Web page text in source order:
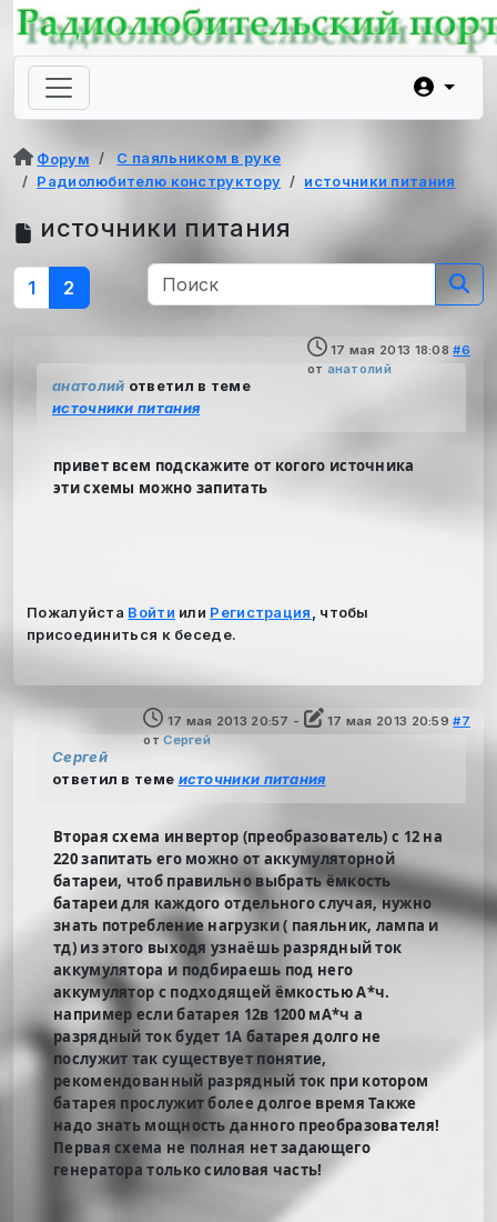
Форум
С паяльником в руке
Радиолюбителю конструктору
источники питания
источники питания
1 2
17 мая 2013 18:08 #6
от анатолий
анатолий ответил в теме
источники питания
привет всем подскажите от когого источника
эти схемы можно запитать
Пожалуйста Войти или Регистрация
, чтобы
присоединиться к беседе.
17 мая 2013 20:57 - 17 мая 2013 20:59 #7
отCергей
Cергей
ответил в теме источники питания
Вторая схема инвертор (преобразователь) с 12 на
220 запитать его можно от аккумуляторной
батареи, чтоб правильно выбрать ёмкость
батареи для каждого отдельного случая, нужно
знать потребление нагрузки ( паяльник, лампа и
тд) из этого выходя узнаёшь разрядный ток
аккумулятора и подбираешь под него
аккумулятор с подходящей ёмкостью А*ч.
например если батарея 12в 1200 мА*ч а
разрядный ток будет 1А батарея долго не
послужит так существует понятие,
рекомендованный разрядный ток при котором
батарея прослужит более долгое время Также
надо знать мощность данного преобразователя!
Первая схема не полная нет задающего
генератора только силовая часть!